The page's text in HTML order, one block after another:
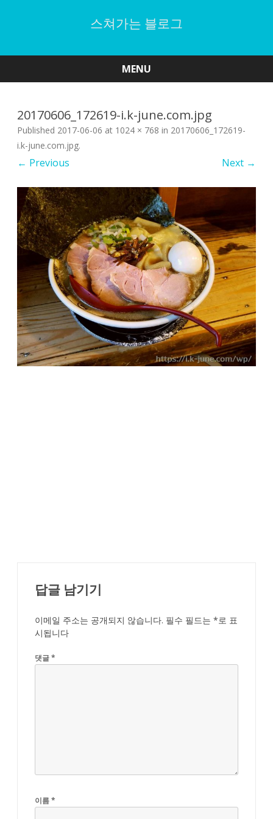
스쳐가는 블로그
MENU
20170606_172619-i.k-june.com.jpg
Published 2017-06-06 at 1024 × 768 in 20170606_172619-
i.k-june.com.jpg.
← Previous Next →
답글 남기기
이메일 주소는 공개되지 않습니다. 필수 필드는 *로 표
시됩니다
댓글*
이름*